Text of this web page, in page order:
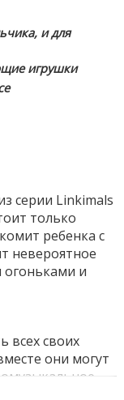
и для
игрушки
серии Linkimals
только
ребенка с
невероятное
огоньками и
всех своих
они могут
звуков,